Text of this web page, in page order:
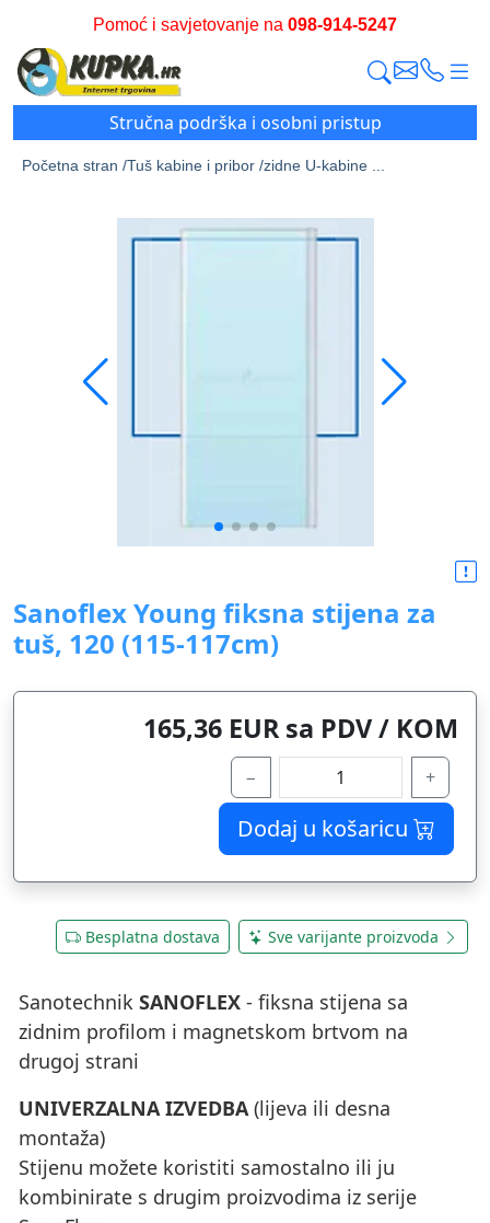
Pomoć i savjetovanje na 098-914-5247
Stručna podrška i osobni pristup
Početna stran /Tuš kabine i pribor /zidne U-kabine ...
Sanoflex Young fiksna stijena za
tuš, 120 (115-117cm)
165,36 EUR sa PDV / KOM
− +
Dodaj u košaricu
Besplatna dostava Sve varijante proizvoda
Sanotechnik SANOFLEX - fiksna stijena sa
zidnim profilom i magnetskom brtvom na
drugoj strani
UNIVERZALNA IZVEDBA(lijeva ili desna
montaža)
Stijenu možete koristiti samostalno ili ju
kombinirate s drugim proizvodima iz serije